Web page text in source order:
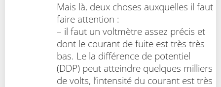
Mais là, deux choses auxquelles il faut
faire attention :
– il faut un voltmètre assez précis et
dont le courant de fuite est très très
bas. Le la différence de potentiel
(DDP) peut atteindre quelques milliers
de volts, l’intensité du courant est très